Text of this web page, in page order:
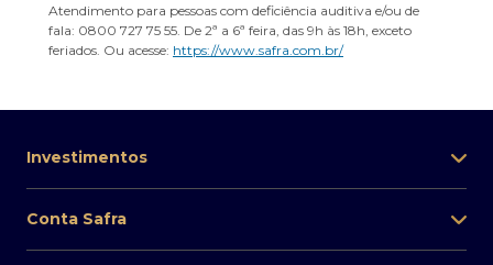
Atendimento para pessoas com deficiência auditiva e/ou de
fala: 0800 727 75 55. De 2ª a 6ª feira, das 9h às 18h, exceto
feriados. Ou acesse: https://www.safra.com.br/
Investimentos
Conta Safra